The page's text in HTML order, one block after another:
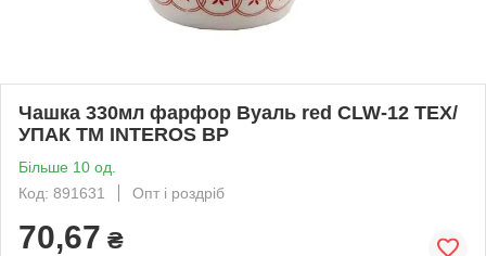
Чашка 330мл фарфор Вуаль red CLW-12 ТЕХ/
УПАК ТМ INTEROS BP
Більше 10 од.
Код: 891631
Опт і роздріб
70,67 ₴